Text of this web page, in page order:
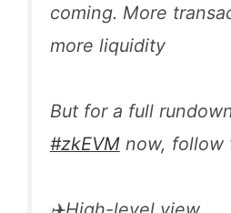
coming. More
more liquidity
But for a full
#zkEVMnow, follow